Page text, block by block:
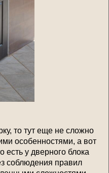
то тут еще не сложно
особенностями, а вот
есть у дверного блока
соблюдения правил